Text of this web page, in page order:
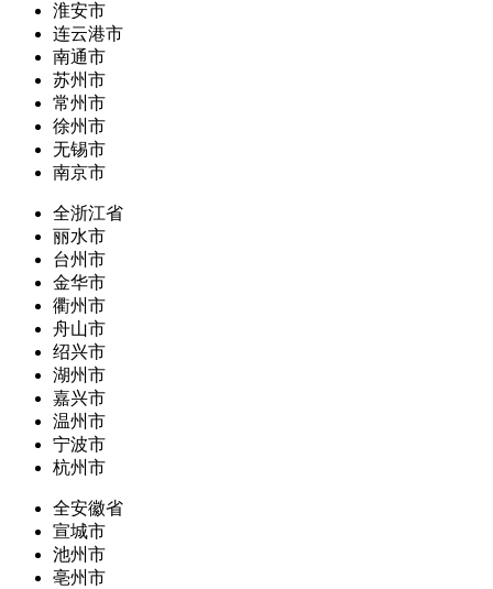
淮安市
连云港市
南通市
苏州市
常州市
徐州市
无锡市
南京市
全浙江省
丽水市
台州市
金华市
衢州市
舟山市
绍兴市
湖州市
嘉兴市
温州市
宁波市
杭州市
全安徽省
宣城市
池州市
亳州市